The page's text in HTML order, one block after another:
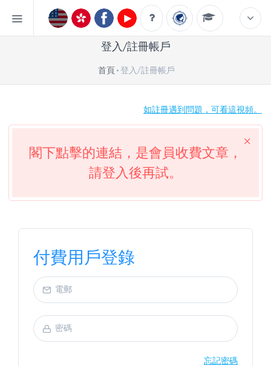
登入/註冊帳戶
首頁 登入/註冊帳戶
如註冊遇到問題，可看這視頻。
閣下點擊的連結，是會員收費文章，
請登入後再試。
付費用戶登錄
忘記密碼